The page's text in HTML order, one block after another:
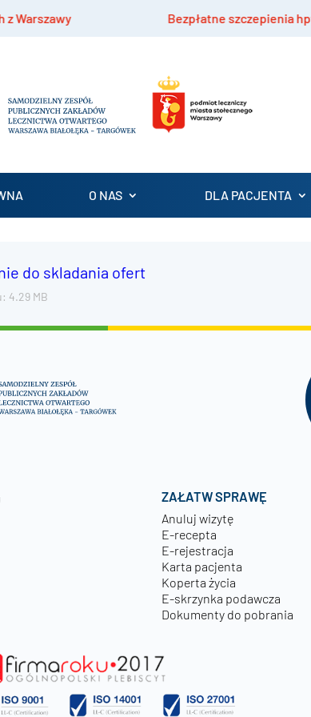
Bezpłatne szczepienia hpv dla
O NAS DLA PACJENTA
do skladania ofert
4.29 MB
ZAŁATW SPRAWĘ
Anuluj wizytę
E-recepta
E-rejestracja
Karta pacjenta
Koperta życia
E-skrzynka podawcza
Dokumenty do pobrania